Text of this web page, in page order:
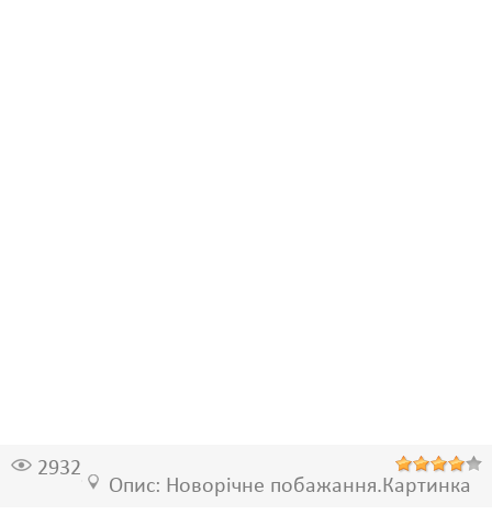
2932
Опис: Новорічне побажання.Картинка